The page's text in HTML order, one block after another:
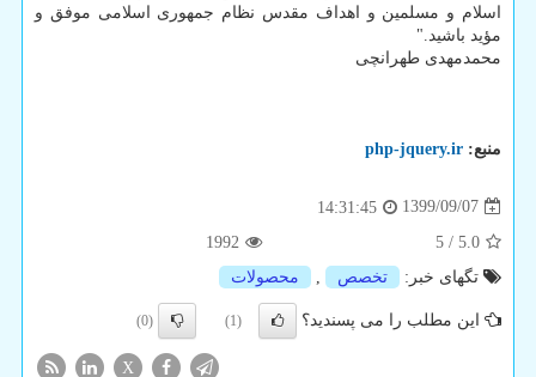
اسلام و مسلمین و اهداف مقدس نظام جمهوری اسلامی موفق و
مؤید باشید."
محمدمهدی طهرانچی
منبع: php-jquery.ir
1399/09/07
14:31:45
5.0
/
5
1992
تگهای خبر:
تخصص محصولات
این مطلب را می پسندید؟ (1)
(0)
X